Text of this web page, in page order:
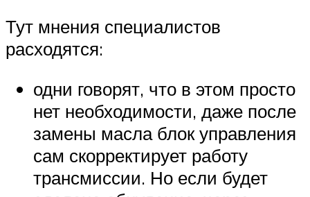
Тут мнения специалистов
расходятся:
одни говорят, что в этом просто
нет необходимости, даже после
замены масла блок управления
сам скорректирует работу
трансмиссии. Но если будет